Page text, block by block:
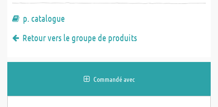
p. catalogue
Retour vers le groupe de produits
Commandé avec